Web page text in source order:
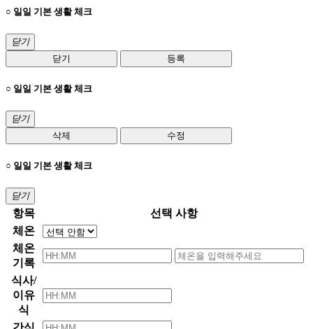
○ 일일 기본 생활 체크
닫기
닫기
등록
○ 일일 기본 생활 체크
닫기
삭제
수정
○ 일일 기본 생활 체크
닫기
항목
선택 사항
체온
체온
기록
식사/
이유
식